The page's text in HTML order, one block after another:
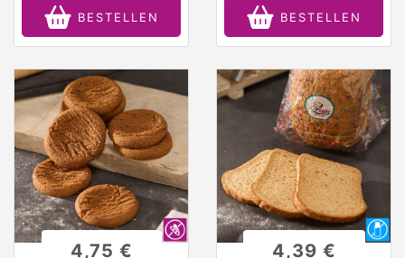
BESTELLEN BESTELLEN
4,75 € 4,39 €